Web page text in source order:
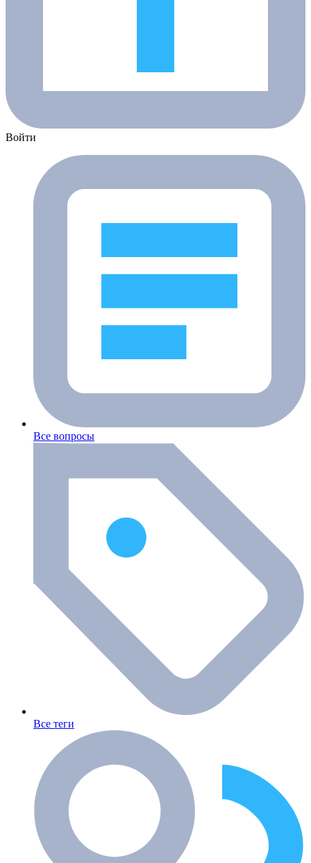
Войти
Все вопросы
Все теги